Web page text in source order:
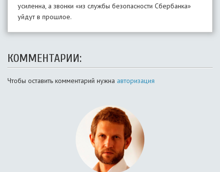
усиленна, а звонки «из службы безопасности Сбербанка»
уйдут в прошлое.
КОММЕНТАРИИ:
Чтобы оставить комментарий нужна авторизация